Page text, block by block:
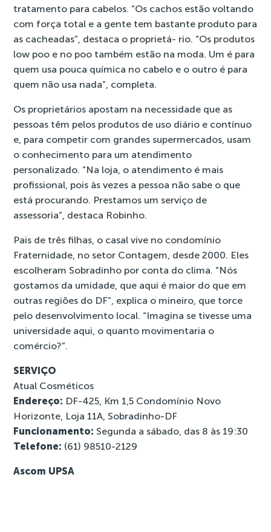
tratamento para cabelos. “Os cachos estão voltando
com força total e a gente tem bastante produto para
as cacheadas”, destaca o proprietá- rio. “Os produtos
low poo e no poo também estão na moda. Um é para
quem usa pouca química no cabelo e o outro é para
quem não usa nada”, completa.
Os proprietários apostam na necessidade que as
pessoas têm pelos produtos de uso diário e contínuo
e, para competir com grandes supermercados, usam
o conhecimento para um atendimento
personalizado. “Na loja, o atendimento é mais
profissional, pois às vezes a pessoa não sabe o que
está procurando. Prestamos um serviço de
assessoria”, destaca Robinho.
Pais de três filhas, o casal vive no condomínio
Fraternidade, no setor Contagem, desde 2000. Eles
escolheram Sobradinho por conta do clima. “Nós
gostamos da umidade, que aqui é maior do que em
outras regiões do DF”, explica o mineiro, que torce
pelo desenvolvimento local. “Imagina se tivesse uma
universidade aqui, o quanto movimentaria o
comércio?”.
SERVIÇO
Atual Cosméticos
Endereço: DF-425, Km 1,5 Condomínio Novo
Horizonte, Loja 11A, Sobradinho-DF
Funcionamento: Segunda a sábado, das 8 às 19:30
Telefone: (61) 98510-2129
Ascom UPSA